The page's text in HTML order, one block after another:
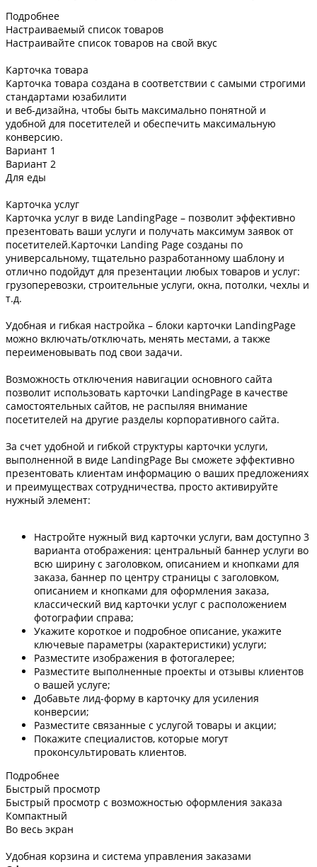
Подробнее
Настраиваемый список товаров
Настраивайте список товаров на свой вкус
Карточка товара
Карточка товара создана в соответствии с самыми строгими
стандартами юзабилити
и веб-дизайна, чтобы быть максимально понятной и
удобной для посетителей и обеспечить максимальную
конверсию.
Вариант 1
Вариант 2
Для еды
Карточка услуг
Карточка услуг в виде LandingPage – позволит эффективно
презентовать ваши услуги и получать максимум заявок от
посетителей.Карточки Landing Page созданы по
универсальному, тщательно разработанному шаблону и
отлично подойдут для презентации любых товаров и услуг:
грузоперевозки, строительные услуги, окна, потолки, чехлы и
т.д.
Удобная и гибкая настройка – блоки карточки LandingPage
можно включать/отключать, менять местами, а также
переименовывать под свои задачи.
Возможность отключения навигации основного сайта
позволит использовать карточки LandingPage в качестве
самостоятельных сайтов, не распыляя внимание
посетителей на другие разделы корпоративного сайта.
За счет удобной и гибкой структуры карточки услуги,
выполненной в виде LandingPage Вы сможете эффективно
презентовать клиентам информацию о ваших предложениях
и преимуществах сотрудничества, просто активируйте
нужный элемент:
Настройте нужный вид карточки услуги, вам доступно 3
варианта отображения: центральный баннер услуги во
всю ширину с заголовком, описанием и кнопками для
заказа, баннер по центру страницы с заголовком,
описанием и кнопками для оформления заказа,
классический вид карточки услуг с расположением
фотографии справа;
Укажите короткое и подробное описание, укажите
ключевые параметры (характеристики) услуги;
Разместите изображения в фотогалерее;
Разместите выполненные проекты и отзывы клиентов
о вашей услуге;
Добавьте лид-форму в карточку для усиления
конверсии;
Разместите связанные с услугой товары и акции;
Покажите специалистов, которые могут
проконсультировать клиентов.
Подробнее
Быстрый просмотр
Быстрый просмотр с возможностью оформления заказа
Компактный
Во весь экран
Удобная корзина и система управления заказами